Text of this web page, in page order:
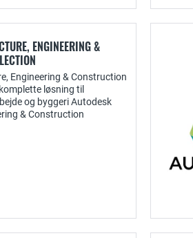
ENGINEERING &
Engineering & Construction
løsning til
og byggeri Autodesk
& Construction